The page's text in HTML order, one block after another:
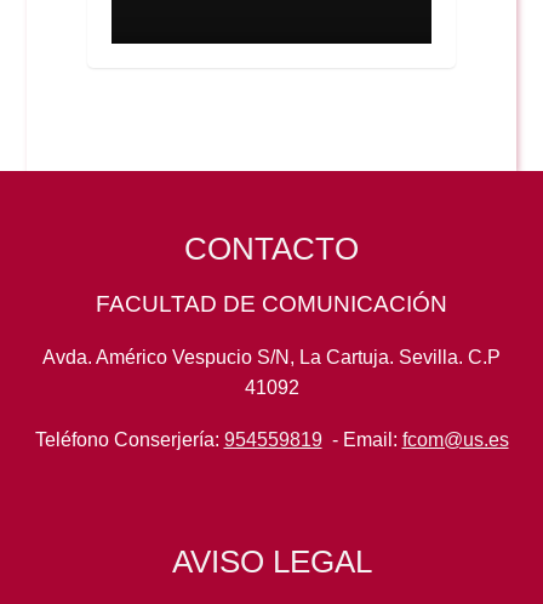
CONTACTO
FACULTAD DE COMUNICACIÓN
Avda. Américo Vespucio S/N, La Cartuja. Sevilla. C.P
41092
Teléfono Conserjería: 954559819- Email: fcom@us.es
AVISO LEGAL